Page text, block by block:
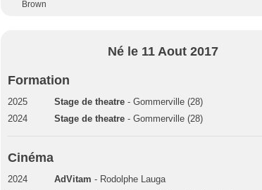
Brown
Né le 11 Aout 2017
Formation
2025 Stage de theatre - Gommerville (28)
2024
Stage de theatre - Gommerville (28)
Cinéma
2024 AdVitam - Rodolphe Lauga